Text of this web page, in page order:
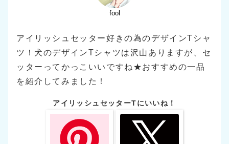
fool
アイリッシュセッター好きの為のデザインTシャ
ツ！犬のデザインTシャツは沢山ありますが、セ
ッターってかっこいいですね★おすすめの一品
を紹介してみました！
アイリッシュセッターTにいいね！